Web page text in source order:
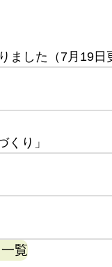
した（7月19日
くり」
覧